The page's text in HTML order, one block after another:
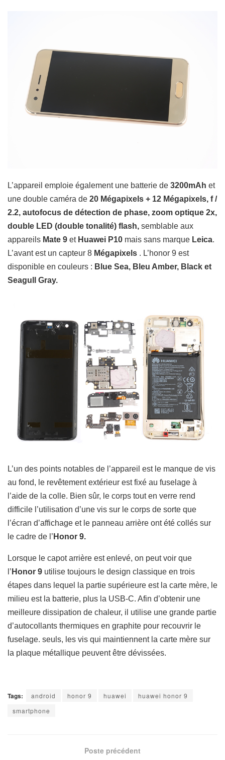
L’appareil emploie également une batterie de 3200mAh et
une double caméra de 20 Mégapixels + 12 Mégapixels, f /
2.2, autofocus de détection de phase, zoom optique 2x,
double LED (double tonalité) flash, semblable aux
appareils Mate 9 et Huawei P10 mais sans marque Leica.
L’avant est un capteur 8 Mégapixels . L’honor 9 est
disponible en couleurs : Blue Sea, Bleu Amber, Black et
Seagull Gray.
L’un des points notables de l’appareil est le manque de vis
au fond, le revêtement extérieur est fixé au fuselage à
l’aide de la colle. Bien sûr, le corps tout en verre rend
difficile l’utilisation d’une vis sur le corps de sorte que
l’écran d’affichage et le panneau arrière ont été collés sur
le cadre de l’ Honor 9.
Lorsque le capot arrière est enlevé, on peut voir que
l’ Honor 9 utilise toujours le design classique en trois
étapes dans lequel la partie supérieure est la carte mère, le
milieu est la batterie, plus la USB-C. Afin d’obtenir une
meilleure dissipation de chaleur, il utilise une grande partie
d’autocollants thermiques en graphite pour recouvrir le
fuselage. seuls, les vis qui maintiennent la carte mère sur
la plaque métallique peuvent être dévissées.
Tags: android honor 9 huawei
huawei honor 9
smartphone
Poste précédent